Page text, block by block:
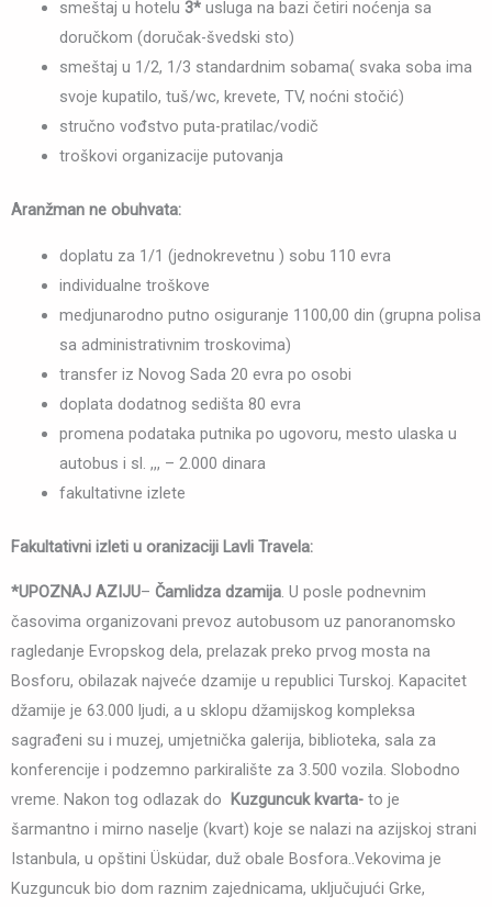
smeštaj u hotelu 3*usluga na bazi četiri noćenja sa
doručkom (doručak-švedski sto)
smeštaj u 1/2, 1/3 standardnim sobama( svaka soba ima
svoje kupatilo, tuš/wc, krevete, TV, noćni stočić)
stručno vođstvo puta-pratilac/vodič
troškovi organizacije putovanja
Aranžman ne obuhvata:
doplatu za 1/1 (jednokrevetnu ) sobu 110 evra
individualne troškove
medjunarodno putno osiguranje 1100,00 din (grupna polisa
sa administrativnim troskovima)
transfer iz Novog Sada 20 evra po osobi
doplata dodatnog sedišta 80 evra
promena podataka putnika po ugovoru, mesto ulaska u
autobus i sl. ,,, – 2.000 dinara
fakultativne izlete
Fakultativni izleti u oranizaciji Lavli Travela:
*UPOZNAJ AZIJU– Čamlidza dzamija. U posle podnevnim
časovima organizovani prevoz autobusom uz panoranomsko
ragledanje Evropskog dela, prelazak preko prvog mosta na
Bosforu, obilazak najveće dzamije u republici Turskoj. Kapacitet
džamije je 63.000 ljudi, a u sklopu džamijskog kompleksa
sagrađeni su i muzej, umjetnička galerija, biblioteka, sala za
konferencije i podzemno parkiralište za 3.500 vozila. Slobodno
vreme. Nakon tog odlazak do Kuzguncuk kvarta- to je
šarmantno i mirno naselje (kvart) koje se nalazi na azijskoj strani
Istanbula, u opštini Üsküdar, duž obale Bosfora..Vekovima je
Kuzguncuk bio dom raznim zajednicama, uključujući Grke,